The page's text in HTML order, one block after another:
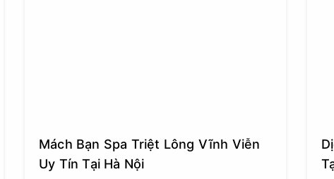
Mách Bạn Spa Triệt Lông Vĩnh Viễn
Uy Tín Tại Hà Nội